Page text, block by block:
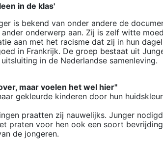
in de klas'
is bekend van onder andere de
onderwerp aan. Zij is zelf witte
aan met het racisme dat zij in hun
in Frankrijk. De groep bestaat uit
in de Nederlandse samenleving.
maar voelen het wel hier"
gekleurde kinderen door hun
praatten zij nauwelijks. Junger
praten voor hen ook een soort
de jongeren.